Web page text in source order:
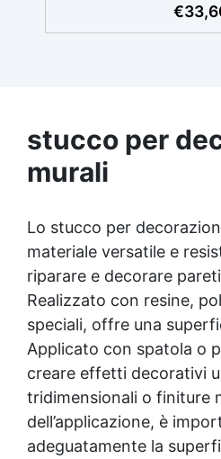
quantità di prodotto
risultato ottimale,
calcestruzzo ✅
grazie alla bassa
resistenza meccanica e
lucida che ravviva il
antipolvere ✅ Facile
asciugatura in meno
protezione rapida e
garage, cortili,
resistente a
€
stucco per
murali
Lo stucco per
materiale versatile e
riparare e decorare
Realizzato con resine,
speciali, offre una
Applicato con spatola o
creare effetti decorativi
tridimensionali o finiture
dell’applicazione, è
adeguatamente la